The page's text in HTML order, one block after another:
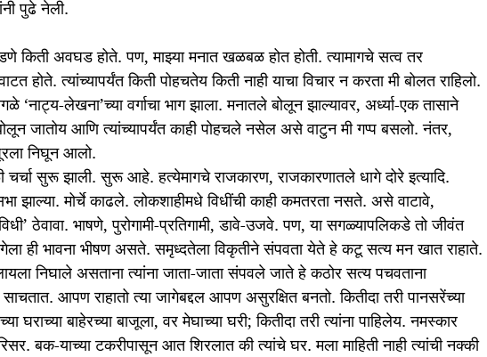
पुढे नेली.
मांडणे किती अवघड होते. पण, माझ्या मनात खळबळ होत होती. त्यामागचे सत्व तर
होते. त्यांच्यापर्यंत किती पोहचतेय किती नाही याचा विचार न करता मी बोलत राहिलो.
‘नाट्य-लेखना’च्या वर्गाचा भाग झाला. मनातले बोलून झाल्यावर, अर्ध्या-एक तासाने
जातोय आणि त्यांच्यापर्यंत काही पोहचले नसेल असे वाटुन मी गप्प बसलो. नंतर,
निघून आलो.
चर्चा सुरू झाली. सुरू आहे. हत्येमागचे राजकारण, राजकारणातले धागे दोरे इत्यादि.
झाल्या. मोर्चे काढले. लोकशाहीमधे विधींची काही कमतरता नसते. असे वाटावे,
ठेवावा. भाषणे, पुरोगामी-प्रतिगामी, डावे-उजवे. पण, या सगळ्यापलिकडे तो जीवंत
गेला ही भावना भीषण असते. समृध्दतेला विकृतीने संपवता येते हे कटू सत्य मन खात राहाते.
निघाले असताना त्यांना जाता-जाता संपवले जाते हे कठोर सत्य पचवताना
आपण राहातो त्या जागेबद्दल आपण असुरक्षित बनतो. कितीदा तरी पानसरेंच्या
घराच्या बाहेरच्या बाजूला, वर मेघाच्या घरी; कितीदा तरी त्यांना पाहिलेय. नमस्कार
बक-याच्या टकरीपासून आत शिरलात की त्यांचे घर. मला माहिती नाही त्यांची नक्की